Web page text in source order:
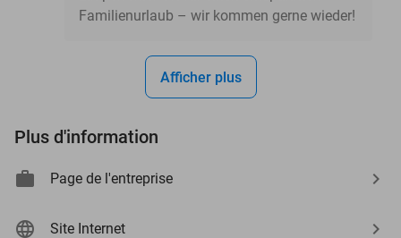
Familienurlaub – wir kommen gerne wieder!
Afficher plus
Plus d'information
Page de l'entreprise
Site Internet